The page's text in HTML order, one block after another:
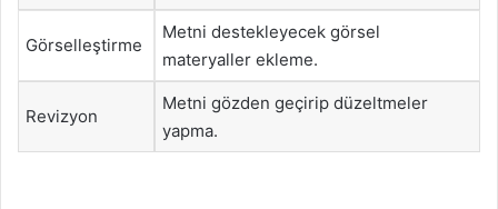
Görselleştirme
Metni destekleyecek görsel
materyaller ekleme.
Revizyon
Metni gözden geçirip düzeltmeler
yapma.